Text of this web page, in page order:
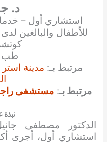
د.
استشاري أول –
للأطفال والبالغين
طب
مرتبط بـ: مدينة
مرتبط بـ: مستشفى
نبذة
الدكتور مصطفى